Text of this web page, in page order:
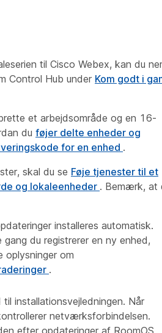
til Cisco Webex, kan du
Control Hub under Kom godt i
et arbejdsområde og en 16-
du føjer delte enheder og
for en enhed .
skal du se Føje tjenester til et
og lokaleenheder . Bemærk, at
installeres automatisk.
du registrerer en ny enhed,
oplysninger om
.
installationsvejledningen. Når
netværksforbindelsen.
efter opdateringer af RoomOS